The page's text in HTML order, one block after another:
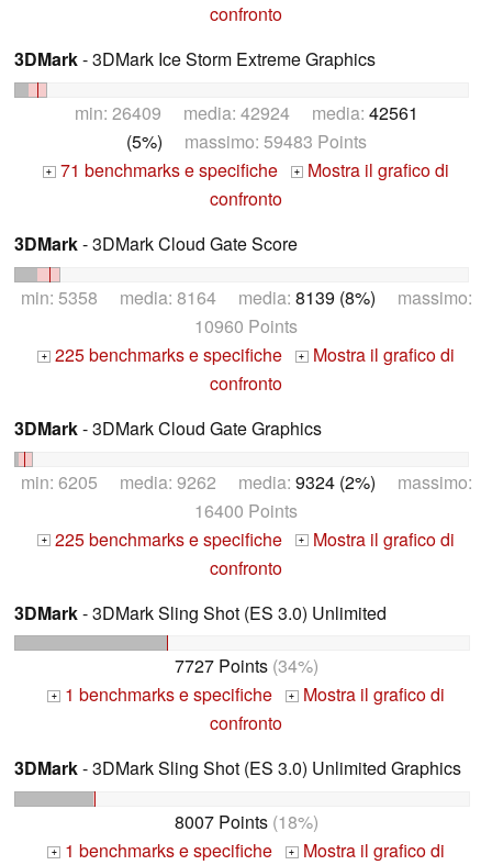
confronto
3DMark- 3DMark Ice Storm Extreme Graphics
min: 26409 media: 42924 media: 42561
(5%) massimo: 59483 Points
+ 71 benchmarks e specifiche +
Mostra il grafico di
confronto
3DMark- 3DMark Cloud Gate Score
min: 5358 media: 8164 media: 8139 (8%) massimo:
10960 Points
+ 225 benchmarks e specifiche + Mostra il grafico di
confronto
3DMark- 3DMark Cloud Gate Graphics
min: 6205 media: 9262 media: 9324 (2%) massimo:
16400 Points
+ 225 benchmarks e specifiche + Mostra il grafico di
confronto
3DMark- 3DMark Sling Shot (ES 3.0) Unlimited
7727 Points(34%)
+ 1 benchmarks e specifiche + Mostra il grafico di
confronto
3DMark- 3DMark Sling Shot (ES 3.0) Unlimited Graphics
8007 Points(18%)
+ 1 benchmarks e specifiche + Mostra il grafico di